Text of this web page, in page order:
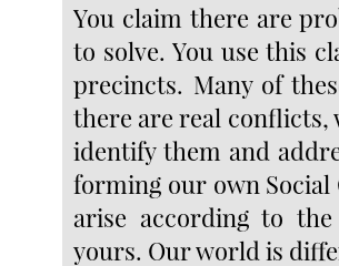
You claim there are
to solve. You use this
precincts. Many of
there are real conflicts,
identify them and
forming our own
arise according to
yours. Our world is